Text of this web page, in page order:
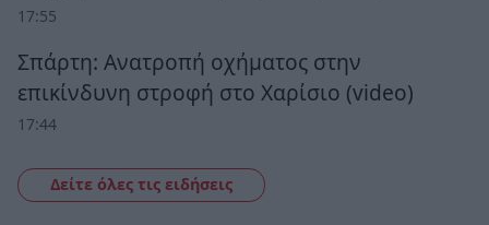
17:55
Σπάρτη: Ανατροπή οχήματος στην
επικίνδυνη στροφή στο Χαρίσιο (video)
17:44
Δείτε όλες τις ειδήσεις